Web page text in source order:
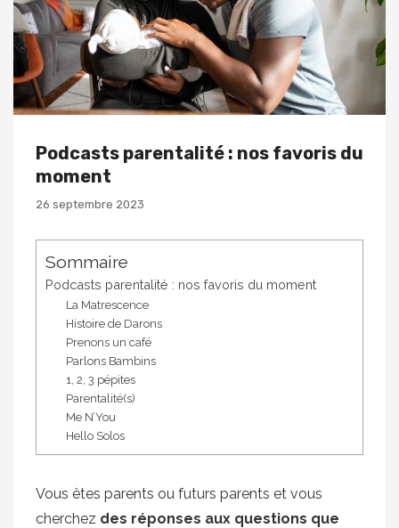
Podcasts parentalité : nos favoris du
moment
26 septembre 2023
Sommaire
Podcasts parentalité : nos favoris du moment
La Matrescence
Histoire de Darons
Prenons un café
Parlons Bambins
1, 2, 3 pépites
Parentalité(s)
Me N’You
Hello Solos
Vous êtes parents ou futurs parents et vous
cherchez des réponses aux questions que